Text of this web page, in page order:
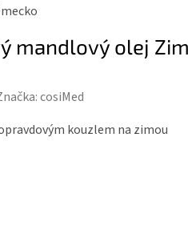
mandlový olej
cosiMed
kouzlem na zimou